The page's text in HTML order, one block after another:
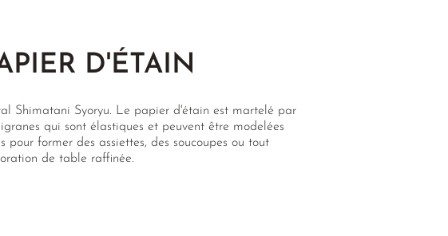
D'ÉTAIN
Shimatani Syoryu. Le papier d'étain est martelé par
qui sont élastiques et peuvent être modelées
former des assiettes, des soucoupes ou tout
de table raffinée.